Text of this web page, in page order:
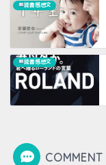
読書感想文
読書感想文
COMMENT